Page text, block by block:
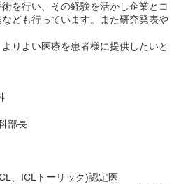
を行い、その経験を活かし企業とコ
ども行っています。また研究発表や
りよい医療を患者様に提供したいと
部長
、ICLトーリック)認定医